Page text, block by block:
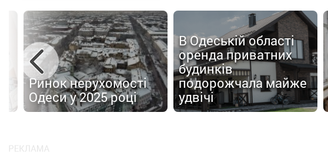
Ринок нерухомості
Одеси у 2025 році
В Одеській області
оренда приватних
будинків
подорожчала майже
удвічі